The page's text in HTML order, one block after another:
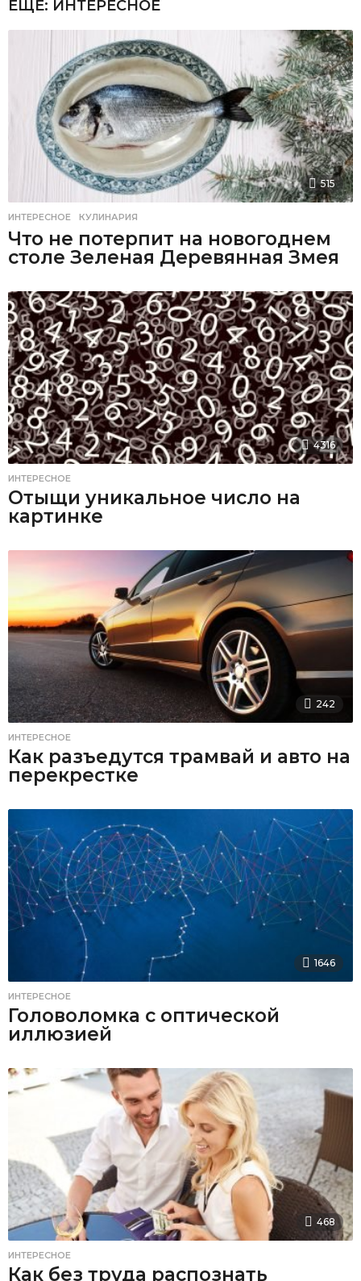
ЕЩЕ: ИНТЕРЕСНОЕ
515
ИНТЕРЕСНОЕ ,КУЛИНАРИЯ
Что не потерпит на новогоднем
столе Зеленая Деревянная Змея
4316
ИНТЕРЕСНОЕ
Отыщи уникальное число на
картинке
242
ИНТЕРЕСНОЕ
Как разъедутся трамвай и авто на
перекрестке
1646
ИНТЕРЕСНОЕ
Головоломка с оптической
иллюзией
468
ИНТЕРЕСНОЕ
Как без труда распознать